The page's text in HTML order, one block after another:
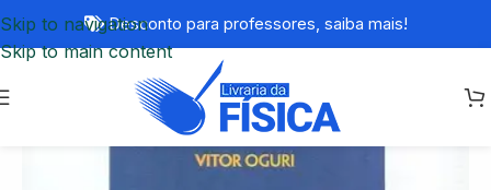
Skip to navigation
Skip to main content
Desconto para professores, saiba mais!